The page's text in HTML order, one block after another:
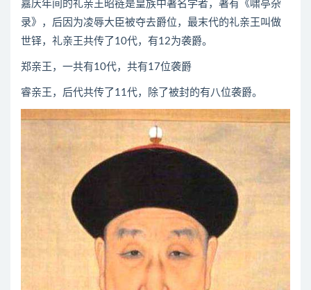
嘉庆年间的礼亲王昭裢是皇族中著名学者，著有《啸亭杂
录》，后因为凌辱大臣被夺去爵位，最末代的礼亲王叫做
世铎，礼亲王共传了10代，有12为袭爵。
郑亲王，一共有10代，共有17位袭爵
睿亲王，后代共传了11代，除了被封的有八位袭爵。